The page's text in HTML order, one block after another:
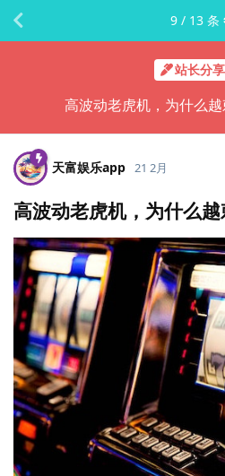
站长分
高波动老虎机，为什么
9 / 13 条
天富娱乐app 21 2月
高波动老虎机，为什么